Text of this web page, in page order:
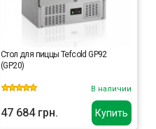
Купить
Стол для пиццы Tefcold GP92
(GP20)
В наличии
47 684 грн.